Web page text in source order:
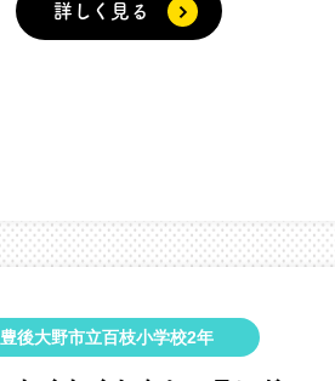
詳しく見る
豊後大野市立百枝小学校2年